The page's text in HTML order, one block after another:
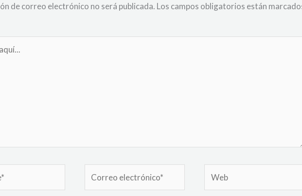
de correo electrónico no será publicada. Los campos obligatorios están
electrónico*